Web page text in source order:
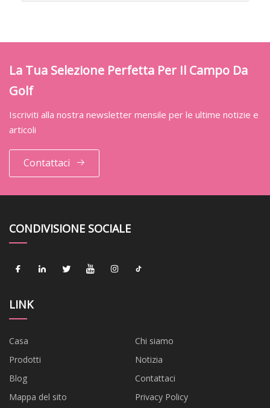
La Tua Selezione Perfetta Per Il Campo Da
Golf
Iscriviti alla nostra newsletter mensile per le ultime notizie e
articoli
Contattaci
CONDIVISIONE SOCIALE
LINK
Casa
Chi siamo
Prodotti
Notizia
Blog
Contattaci
Mappa del sito
Privacy Policy